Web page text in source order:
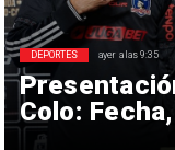
Colo:
DEPORTES ayer a las 9:35